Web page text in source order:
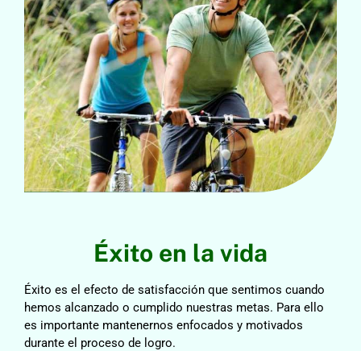
Éxito en la vida
Éxito es el efecto de satisfacción que sentimos cuando
hemos alcanzado o cumplido nuestras metas. Para ello
es importante mantenernos enfocados y motivados
durante el proceso de logro.